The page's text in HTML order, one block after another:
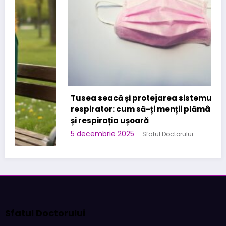
Tusea seacă și protejarea sistemului
respirator: cum să-ți menții plămânii sănătoși
și respirația ușoară
5 decembrie 2025 Sfatul Doctorului
Sfatul Doctorului